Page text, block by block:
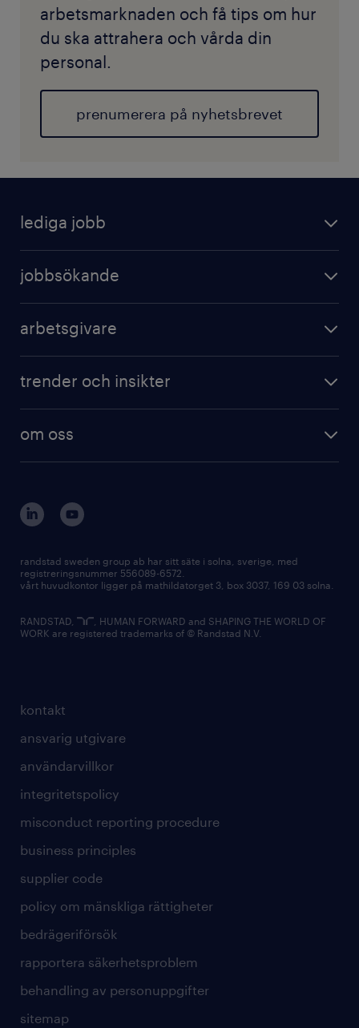
arbetsmarknaden och få tips om hur
du ska attrahera och vårda din
personal.
prenumerera på nyhetsbrevet
lediga jobb
jobbsökande
arbetsgivare
trender och insikter
om oss
kontakt
ansvarig utgivare
användarvillkor
integritetspolicy
misconduct reporting procedure
business principles
supplier code
policy om mänskliga rättigheter
bedrägeriförsök
rapportera säkerhetsproblem
behandling av personuppgifter
sitemap
randstad sweden group ab har sitt säte i solna, sverige, med
registreringsnummer 556089-6572.
vårt huvudkontor ligger på mathildatorget 3, box 3037, 169 03 solna.
RANDSTAD,
, HUMAN FORWARD and SHAPING THE WORLD OF
WORK are registered trademarks of © Randstad N.V.